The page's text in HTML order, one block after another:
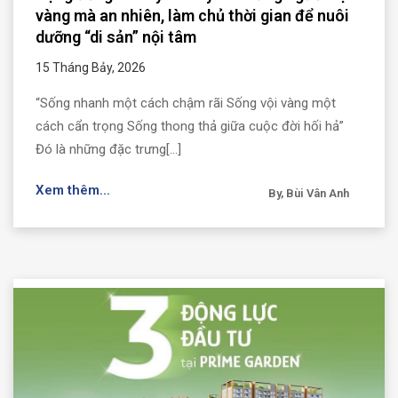
vàng mà an nhiên, làm chủ thời gian để nuôi
dưỡng “di sản” nội tâm
15 Tháng Bảy, 2026
“Sống nhanh một cách chậm rãi Sống vội vàng một
cách cẩn trọng Sống thong thả giữa cuộc đời hối hả”
Đó là những đặc trưng[...]
Xem thêm... By, Bùi Vân Anh